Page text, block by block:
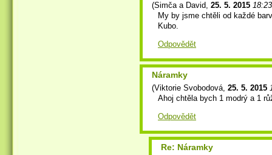
(Simča a David, 25. 5. 2015 18:23
My by jsme chtěli od každé
Kubo.
Odpovědět
Náramky
(Viktorie Svobodová, 25. 5. 2015
Ahoj chtěla bych 1 modrý a 1
Odpovědět
Re: Náramky